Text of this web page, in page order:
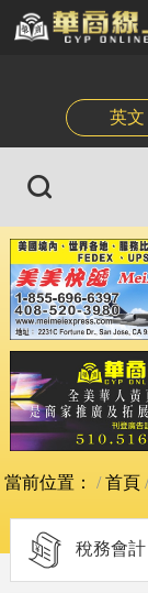
英文
當前位置： 首頁
稅務會計